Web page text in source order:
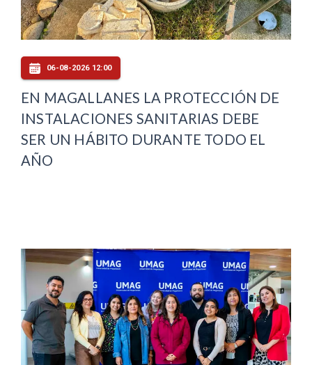
06-08-2026 12:00
EN MAGALLANES LA PROTECCIÓN DE
INSTALACIONES SANITARIAS DEBE
SER UN HÁBITO DURANTE TODO EL
AÑO